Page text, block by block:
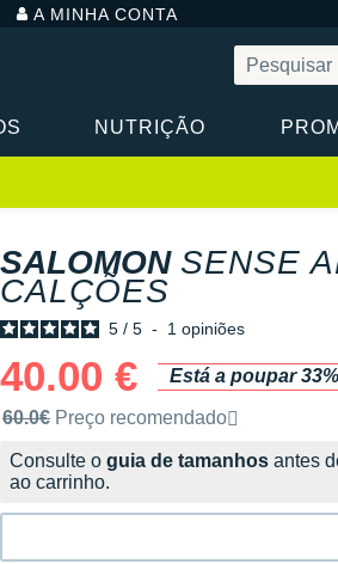
A MINHA CONTA
NUTRIÇÃO
SALOMON SENSE
CALÇÕES
5 / 5 - 1 opiniões
40.00 €
Está a poupar 33%
Preço de venda recomendado pela
60.0€ Preço recomendado
Consulte o guia de tamanhos antes
ao carrinho.